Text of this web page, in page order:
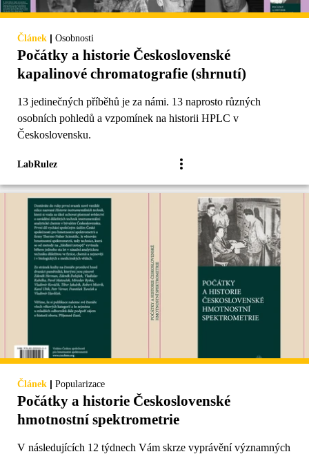
Článek | Osobnosti
Počátky a historie Československé
kapalinové chromatografie (shrnutí)
13 jedinečných příběhů je za námi. 13 naprosto různých
osobních pohledů a vzpomínek na historii HPLC v
Československu.
LabRulez
Článek | Popularizace
Počátky a historie Československé
hmotnostní spektrometrie
V následujících 12 týdnech Vám skrze vyprávění významných